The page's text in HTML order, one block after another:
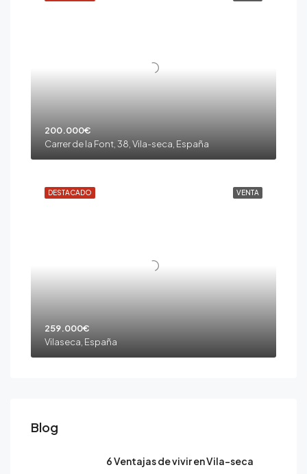
200.000€
Carrer de la Font, 38, Vila-seca, España
VENTA
DESTACADO
259.000€
Vilaseca, España
Blog
6 Ventajas de vivir en Vila-seca